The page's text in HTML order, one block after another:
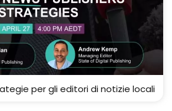
per gli editori di notizie locali